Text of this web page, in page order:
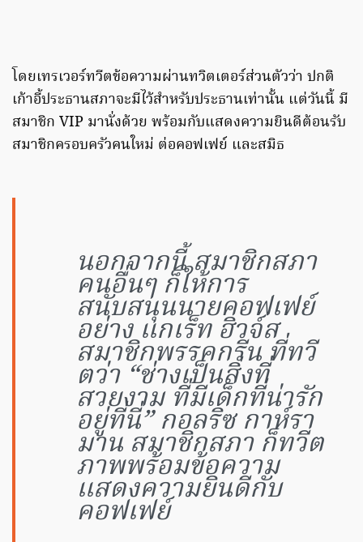
โดยเทรเวอร์ทวีตข้อความผ่านทวิตเตอร์ส่วนตัวว่า ปกติ
เก้าอี้ประธานสภาจะมีไว้สำหรับประธานเท่านั้น แต่วันนี้ มี
สมาชิก VIP มานั่งด้วย พร้อมกับแสดงความยินดีต้อนรับ
สมาชิกครอบครัวคนใหม่ ต่อคอฟเฟย์ และสมิธ
นอกจากนี้ สมาชิกสภา
คนอื่นๆ ก็ให้การ
สนับสนุนนายคอฟเฟย์
อย่าง แกเร็ท ฮิวจ์ส
สมาชิกพรรคกรีน ที่ทวี
ตว่า “ช่างเป็นสิ่งที่
สวยงาม ที่มีเด็กที่น่ารัก
อยู่ที่นี่” กอลริซ กาห์รา
มาน สมาชิกสภา ก็ทวีต
ภาพพร้อมข้อความ
แสดงความยินดีกับ
คอฟเฟย์